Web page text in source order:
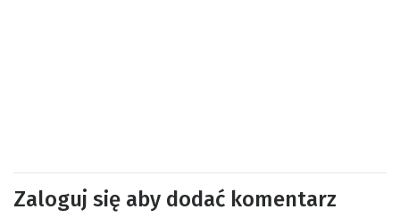
Zaloguj się aby dodać komentarz